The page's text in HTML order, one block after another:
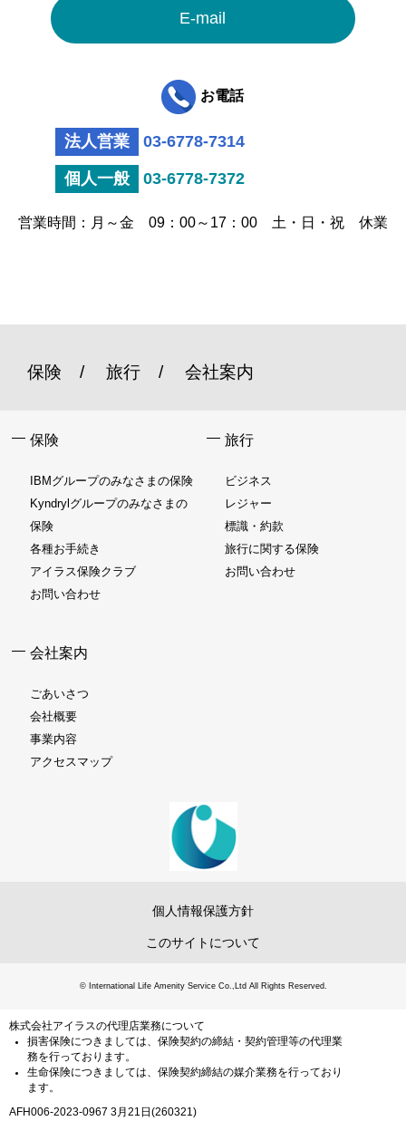
E-mail
お電話
法人営業 03-6778-7314
個人一般 03-6778-7372
営業時間：月～金 09：00～17：00 土・日・祝 休業
保険 旅行 会社案内
保険
IBMグループのみなさまの保険
Kyndrylグループのみなさまの
保険
各種お手続き
アイラス保険クラブ
お問い合わせ
旅行
ビジネス
レジャー
標識・約款
旅行に関する保険
お問い合わせ
会社案内
ごあいさつ
会社概要
事業内容
アクセスマップ
個人情報保護方針
このサイトについて
© International Life Amenity Service Co.,Ltd All Rights Reserved.
株式会社アイラスの代理店業務について
損害保険につきましては、保険契約の締結・契約管理等の代理業
務を行っております。
生命保険につきましては、保険契約締結の媒介業務を行っており
ます。
AFH006-2023-0967 3月21日(260321)